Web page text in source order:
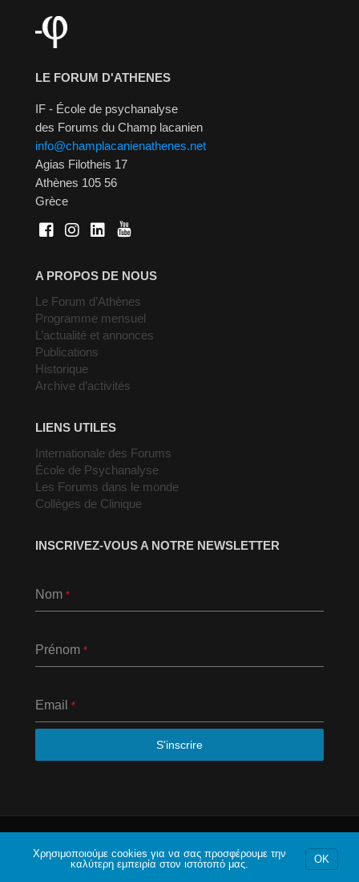
LE FORUM D'ATHENES
IF - École de psychanalyse
des Forums du Champ lacanien
info@champlacanienathenes.net
Agias Filotheis 17
Athènes 105 56
Grèce
A PROPOS DE NOUS
Le Forum d’Athènes
Programme mensuel
L’actualité et annonces
Publications
Historique
Archive d’activités
LIENS UTILES
Internationale des Forums
École de Psychanalyse
Les Forums dans le monde
Collèges de Clinique
INSCRIVEZ-VOUS A NOTRE NEWSLETTER
Nom *
Prénom *
Email *
S'inscrire
νομίμου δικαιώματος.
Χρησιμοποιούμε cookies για να σας προσφέρουμε την
καλύτερη εμπειρία στον ιστότοπό μας.
OK